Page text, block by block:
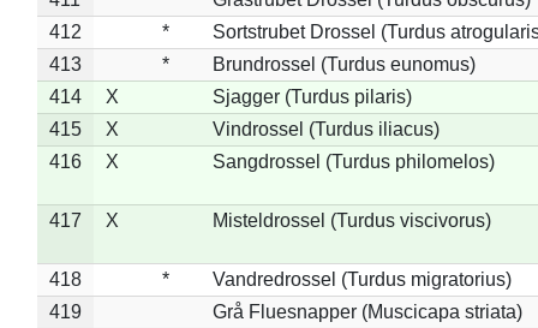
412
*
Sortstrubet Drossel (Turdus
413
*
Brundrossel (Turdus eunomus)
414
X
Sjagger (Turdus pilaris)
415
X
Vindrossel (Turdus iliacus)
416
X Sangdrossel (Turdus philomelos)
417 X Misteldrossel (Turdus viscivorus)
418 *
Vandredrossel (Turdus migratorius)
419
Grå Fluesnapper (Muscicapa striata)